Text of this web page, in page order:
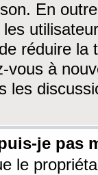
En
réduire la
vous à
les
je pas
le